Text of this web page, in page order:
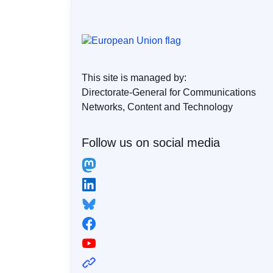
This site is managed by:
Directorate-General for Communications
Networks, Content and Technology
Follow us on social media